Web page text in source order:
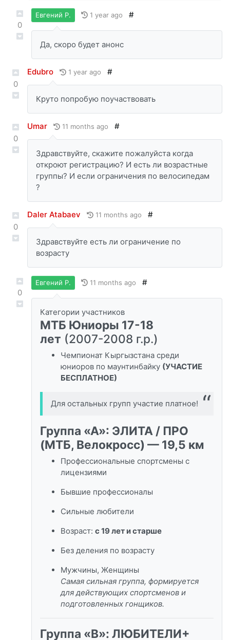
0
Евгений Р. 1 year ago #
Да, скоро будет анонс
0
Edubro 1 year ago #
Круто попробую поучаствовать
0
Umar 11 months ago #
Здравствуйте, скажите пожалуйста когда
откроют регистрацию? И есть ли возрастные
группы? И если ограничения по велосипедам
?
0
Daler Atabaev 11 months ago #
Здравствуйте есть ли ограничение по
возрасту
0
Евгений Р. 11 months ago #
Категории участников
МТБ Юниоры 17-18
лет (2007-2008 г.р.)
Чемпионат Кыргызстана среди
юниоров по маунтинбайку (УЧАСТИЕ
БЕСПЛАТНОЕ)
Для остальных групп участие платное!
Группа «А»: ЭЛИТА / ПРО
(МТБ, Велокросс) — 19,5 км
Профессиональные спортсмены с
лицензиями
Бывшие профессионалы
Сильные любители
Возраст: с 19 лет и старше
Без деления по возрасту
Мужчины, Женщины
Самая сильная группа, формируется
для действующих спортсменов и
подготовленных гонщиков.
Группа «B»: ЛЮБИТЕЛИ+